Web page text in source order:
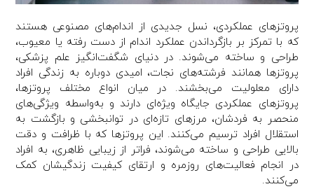
پروتزهای عملکردی، نسل جدیدی از اندام‌های مصنوعی هستند
که با تمرکز بر بازگرداندن عملکرد اندام از دست رفته یا معیوب،
طراحی و ساخته می‌شوند. در دنیای شگفت‌انگیز علم پزشکی،
پروتزها همانند فرشته‌های نجات، امیدی دوباره به زندگی افراد
دارای معلولیت می‌بخشند. در میان انواع مختلف پروتزها،
پروتزهای عملکردی جایگاه ویژه‌ای دارند و به‌واسطه ویژگی‌های
منحصر به فردشان، مرزهای تازه‌ای در توانبخشی و بازگشت به
استقلال افراد ترسیم می‌کنند. این پروتزها که با ظرافت و دقت
بالایی طراحی و ساخته می‌شوند، فراتر از زیبایی ظاهری، به افراد
در انجام فعالیت‌های روزمره و ارتقای کیفیت زندگیشان کمک
می‌کنند.